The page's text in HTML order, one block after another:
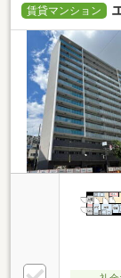
賃貸マンション